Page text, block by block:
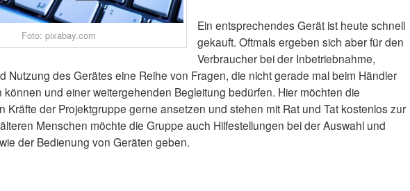
Foto: pixabay.com
Ein entsprechendes Gerät ist heute schnell
gekauft. Oftmals ergeben sich aber für den
Verbraucher bei der Inbetriebnahme,
Nutzung des Gerätes eine Reihe von Fragen, die nicht gerade mal beim Händler
können und einer weitergehenden Begleitung bedürfen. Hier möchten die
Kräfte der Projektgruppe gerne ansetzen und stehen mit Rat und Tat kostenlos zur
Menschen möchte die Gruppe auch Hilfestellungen bei der Auswahl und
der Bedienung von Geräten geben.